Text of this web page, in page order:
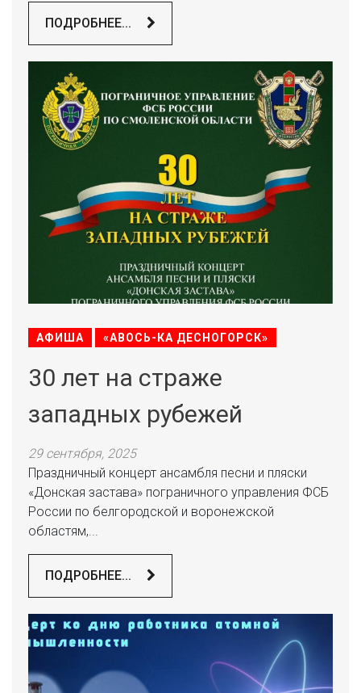
ПОДРОБНЕЕ...
АФИША «АВОСЬ-КА ДЕСНОГОРСК»
30 лет на страже
западных рубежей
29 сентября, 2025
Праздничный концерт ансамбля песни и пляски
«Донская застава» пограничного управления ФСБ
России по белгородской и воронежской
областям,...
ПОДРОБНЕЕ...